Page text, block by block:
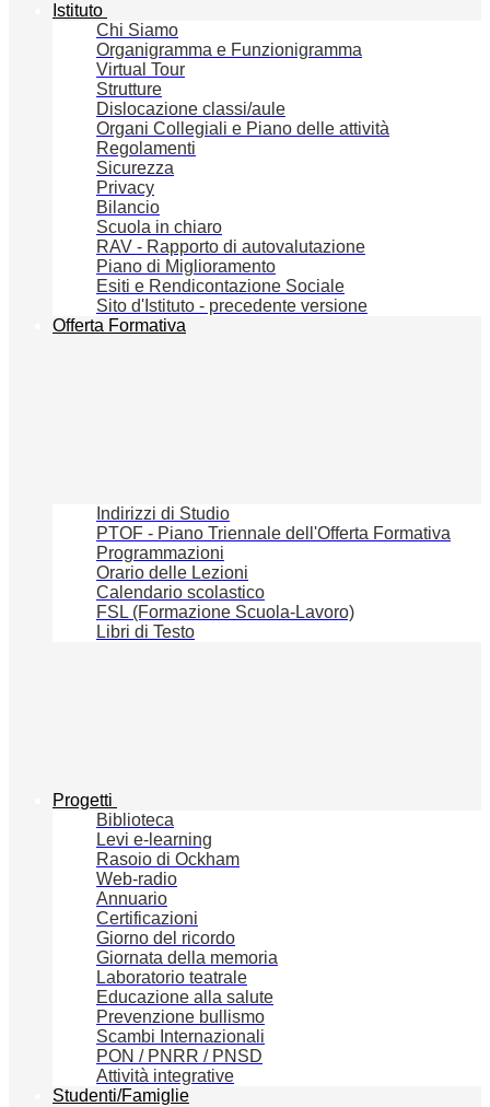
Istituto
Chi Siamo
Organigramma e Funzionigramma
Virtual Tour
Strutture
Dislocazione classi/aule
Organi Collegiali e Piano delle attività
Regolamenti
Sicurezza
Privacy
Bilancio
Scuola in chiaro
RAV - Rapporto di autovalutazione
Piano di Miglioramento
Esiti e Rendicontazione Sociale
Sito d'Istituto - precedente versione
Offerta Formativa
Indirizzi di Studio
PTOF - Piano Triennale dell'Offerta Formativa
Programmazioni
Orario delle Lezioni
Calendario scolastico
FSL (Formazione Scuola-Lavoro)
Libri di Testo
Progetti
Biblioteca
Levi e-learning
Rasoio di Ockham
Web-radio
Annuario
Certificazioni
Giorno del ricordo
Giornata della memoria
Laboratorio teatrale
Educazione alla salute
Prevenzione bullismo
Scambi Internazionali
PON / PNRR / PNSD
Attività integrative
Studenti/Famiglie